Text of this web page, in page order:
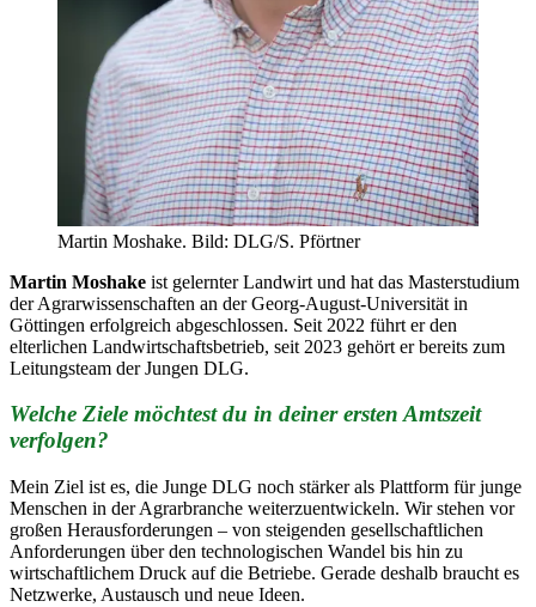
Martin Moshake. Bild: DLG/S. Pförtner
Martin Moshake ist gelernter Landwirt und hat das Masterstudium
der Agrarwissenschaften an der Georg-August-Universität in
Göttingen erfolgreich abgeschlossen. Seit 2022 führt er den
elterlichen Landwirtschaftsbetrieb, seit 2023 gehört er bereits zum
Leitungsteam der Jungen DLG.
Welche Ziele möchtest du in deiner ersten Amtszeit
verfolgen?
Mein Ziel ist es, die Junge DLG noch stärker als Plattform für junge
Menschen in der Agrarbranche weiterzuentwickeln. Wir stehen vor
großen Herausforderungen – von steigenden gesellschaftlichen
Anforderungen über den technologischen Wandel bis hin zu
wirtschaftlichem Druck auf die Betriebe. Gerade deshalb braucht es
Netzwerke, Austausch und neue Ideen.